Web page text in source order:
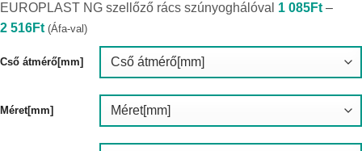
EUROPLAST NG szellőző rács szúnyoghálóval 1 085Ft –
2 516FtÁrtartomány:
1
-
(Áfa-val)
Cső átmérő[mm]
Méret[mm]